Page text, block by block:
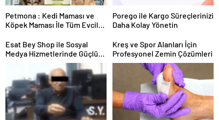
Petmona : Kedi Maması ve
Köpek Maması İle Tüm Evcil
Porego ile Kargo Süreçlerinizi
Daha Kolay Yönetin
Esat Bey Shop ile Sosyal
Medya Hizmetlerinde Güçlü
Kreş ve Spor Alanları İçin
Profesyonel Zemin Çözümleri